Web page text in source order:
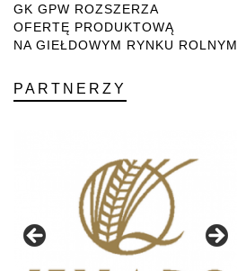
GK GPW ROZSZERZA
OFERTĘ PRODUKTOWĄ
NA GIEŁDOWYM RYNKU ROLNYM
PARTNERZY